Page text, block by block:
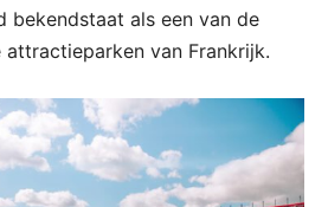
bekendstaat als een van de
van Frankrijk.